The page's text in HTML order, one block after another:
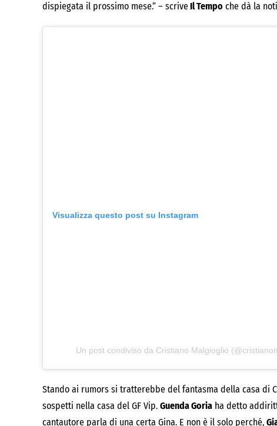
dispiegata il prossimo mese.” – scriveIl Tempo che dà la
Visualizza questo post su Instagram
Un post condiviso da Cristiano Malgioglio
Stando ai rumors si tratterebbe del fantasma della casa di
sospetti nella casa del GF Vip. Guenda Goria ha detto
cantautore parla di una certa Gina. E non è il solo perché,